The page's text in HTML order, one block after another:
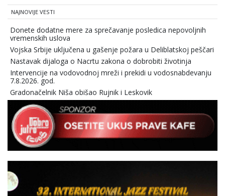
NAJNOVIJE VESTI
Donete dodatne mere za sprečavanje posledica nepovoljnih
vremenskih uslova
Vojska Srbije uključena u gašenje požara u Deliblatskoj peščari
Nastavak dijaloga o Nacrtu zakona o dobrobiti životinja
Intervencije na vodovodnoj mreži i prekidi u vodosnabdevanju
7.8.2026. god.
Gradonačelnik Niša obišao Rujnik i Leskovik